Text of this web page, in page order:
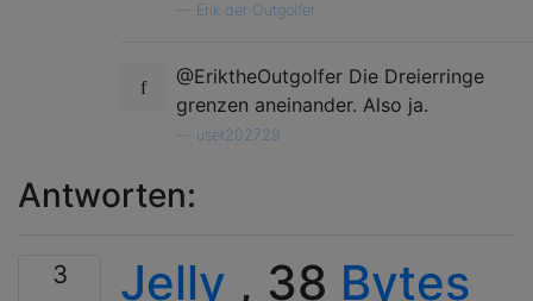
Erik der Outgolfer
@EriktheOutgolfer Die Dreierringe
grenzen aneinander. Also ja.
user202729
Antworten:
3 Jelly , 38 Bytes